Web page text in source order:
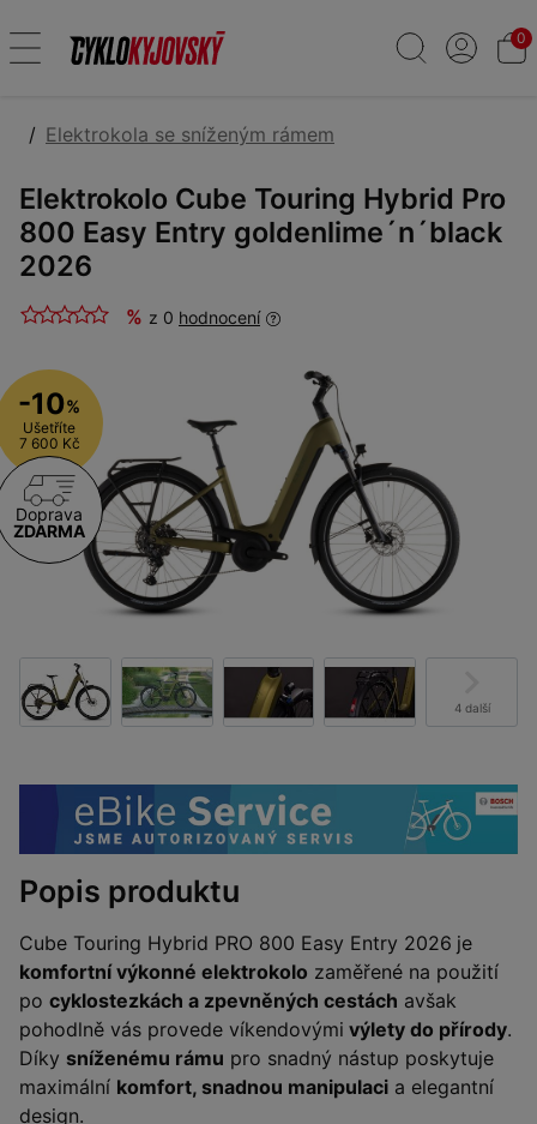
0
Elektrokola se sníženým rámem
Elektrokolo Cube Touring Hybrid Pro
800 Easy Entry goldenlime´n´black
2026
% z 0 hodnocení
-10%
Ušetříte
7 600 Kč
Doprava
ZDARMA
4 další
Popis produktu
Cube Touring Hybrid PRO 800 Easy Entry 2026 je
komfortní výkonné elektrokolo zaměřené na použití
po cyklostezkách a zpevněných cestách avšak
pohodlně vás provede víkendovými výlety do přírody.
Díky sníženému rámu pro snadný nástup poskytuje
maximální komfort, snadnou manipulaci a elegantní
design.